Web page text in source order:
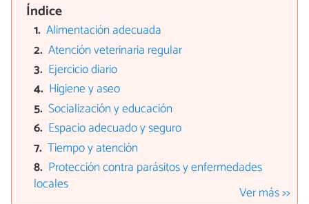
Índice
Alimentación adecuada
Atención veterinaria regular
Ejercicio diario
Higiene y aseo
Socialización y educación
Espacio adecuado y seguro
Tiempo y atención
Protección contra parásitos y enfermedades
locales
Ver más >>